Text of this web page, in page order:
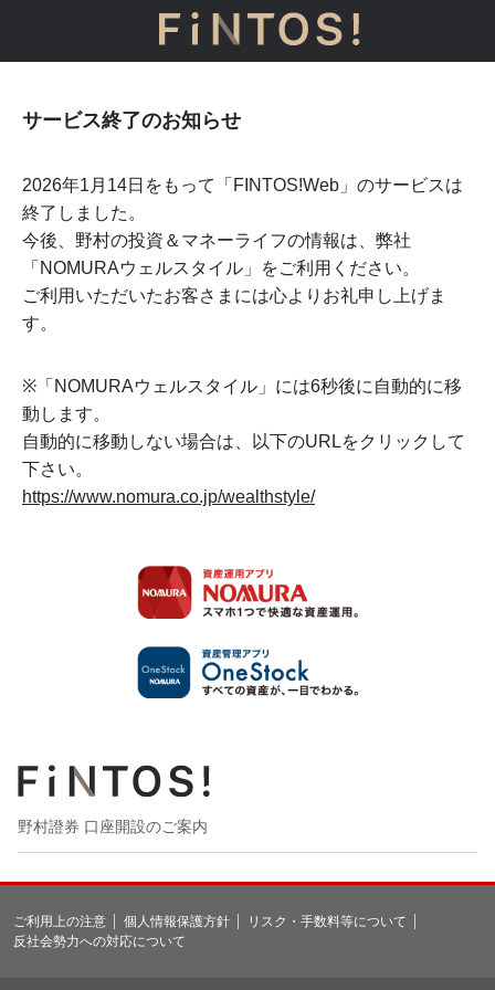
サービス終了のお知らせ
2026年1月14日をもって「FINTOS!Web」のサービスは
終了しました。
今後、野村の投資＆マネーライフの情報は、弊社
「NOMURAウェルスタイル」をご利用ください。
ご利用いただいたお客さまには心よりお礼申し上げま
す。
※「NOMURAウェルスタイル」には6秒後に自動的に移
動します。
自動的に移動しない場合は、以下のURLをクリックして
下さい。
https://www.nomura.co.jp/wealthstyle/
野村證券 口座開設のご案内
ご利用上の注意 個人情報保護方針
リスク・手数料等について
反社会勢力への対応について